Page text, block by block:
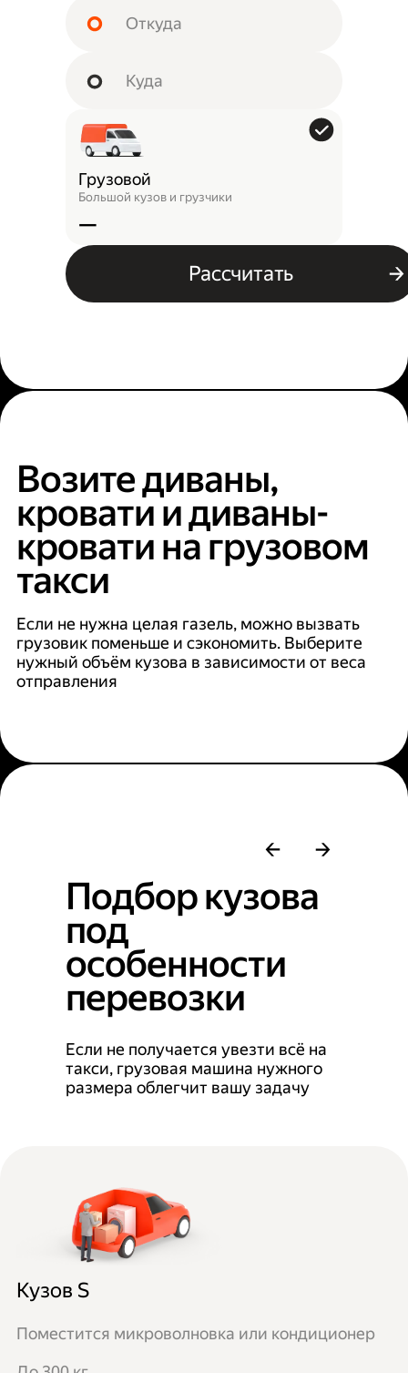
Грузовой
Большой кузов и грузчики
—
Рассчитать
Возите диваны,
кровати и диваны-
кровати на грузовом
такси
Если не нужна целая газель, можно вызвать
грузовик поменьше и сэкономить. Выберите
нужный объём кузова в зависимости от веса
отправления
Подбор кузова
под
особенности
перевозки
Если не получается увезти всё на
такси, грузовая машина нужного
размера облегчит вашу задачу
Кузов S
Поместится микроволновка или кондиционер